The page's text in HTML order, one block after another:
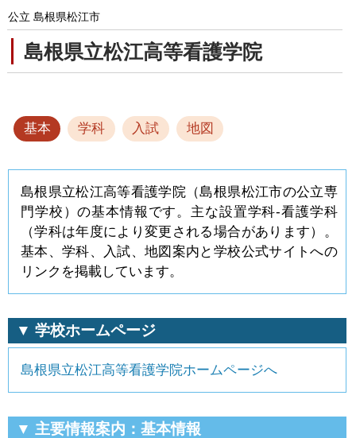
島根県立松江高等看護学院
公立 島根県松江市
基本 学科 入試 地図
島根県立松江高等看護学院（島根県松江市の公立専
門学校）の基本情報です。主な設置学科-看護学科
（学科は年度により変更される場合があります）。
基本、学科、入試、地図案内と学校公式サイトへの
リンクを掲載しています。
▼ 学校ホームページ
島根県立松江高等看護学院ホームページへ
▼ 主要情報案内：基本情報